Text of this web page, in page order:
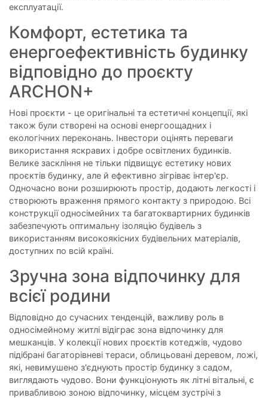
експлуатації.
Комфорт, естетика та
енергоефективність будинку
відповідно до проєкту
ARCHON+
Нові проєкти - це оригінальні та естетичні концепції, які
також були створені на основі енергоощадних і
екологічних переконань. Інвестори оцінять переваги
використання яскравих і добре освітлених будинків.
Велике заскління не тільки підвищує естетику нових
проєктів будинку, але й ефективно зігріває інтер'єр.
Одночасно вони розширюють простір, додають легкості і
створюють враження прямого контакту з природою. Всі
конструкції односімейних та багатоквартирних будинків
забезпечують оптимальну ізоляцію будівель з
використанням високоякісних будівельних матеріалів,
доступних по всій країні.
Зручна зона відпочинку для
всієї родини
Відповідно до сучасних тенденцій, важливу роль в
односімейному житлі відіграє зона відпочинку для
мешканців. У колекції нових проєктів котеджів, чудово
підібрані багаторівневі тераси, облицьовані деревом, ложі,
які, невимушено з'єднують простір будинку з садом,
виглядають чудово. Вони функціонують як літні вітальні, є
привабливою зоною відпочинку, місцем зустрічі з